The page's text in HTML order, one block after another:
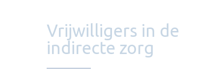
Vrijwilligers in de
indirecte zorg